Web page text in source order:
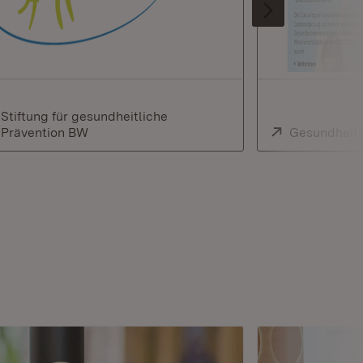
Extern:
Stiftung für gesundheitliche
Prävention BW
Extern: